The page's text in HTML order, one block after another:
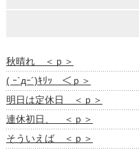
秋晴れ ＜ｐ＞
( ｰ`дｰ´)ｷﾘｯ ＜ｐ＞
明日は定休日 ＜ｐ＞
連休初日、 ＜ｐ＞
そういえば ＜ｐ＞